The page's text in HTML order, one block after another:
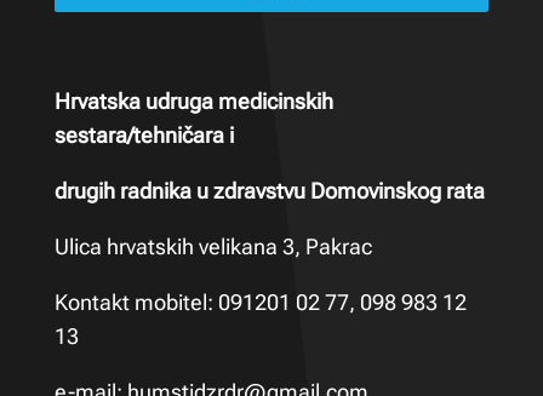
Hrvatska udruga medicinskih
sestara/tehničara i
drugih radnika u zdravstvu Domovinskog rata
Ulica hrvatskih velikana 3, Pakrac
Kontakt mobitel: 091201 02 77, 098 983 12
13